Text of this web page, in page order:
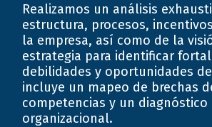
Realizamos un análisis
estructura, procesos,
la empresa, así como de la
estrategia para identificar
debilidades y oportunidades
incluye un mapeo de brechas
competencias y un diagnóstico
organizacional.